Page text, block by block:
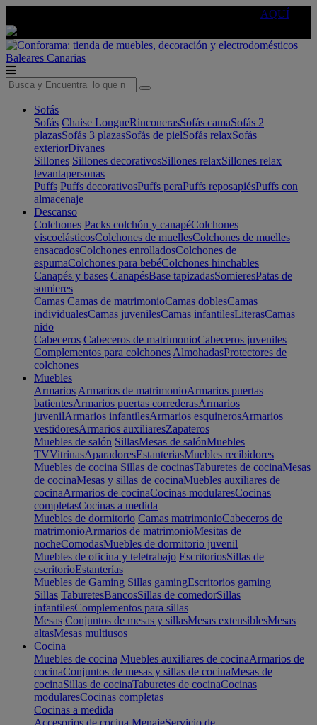
AQUÍ
Baleares Canarias
Sofás
Sofás Chaise LongueRinconerasSofás camaSofás 2
plazasSofás 3 plazasSofás de pielSofás relaxSofás
exteriorDivanes
Sillones Sillones decorativosSillones relaxSillones relax
levantapersonas
Puffs Puffs decorativosPuffs peraPuffs reposapiésPuffs con
almacenaje
Descanso
Colchones Packs colchón y canapéColchones
viscoelásticosColchones de muellesColchones de muelles
ensacadosColchones enrolladosColchones de
espumaColchones para bebéColchones hinchables
Canapés y bases CanapésBase tapizadasSomieresPatas de
somieres
Camas Camas de matrimonioCamas doblesCamas
individualesCamas juvenilesCamas infantilesLiterasCamas
nido
Cabeceros Cabeceros de matrimonioCabeceros juveniles
Complementos para colchones AlmohadasProtectores de
colchones
Muebles
Armarios Armarios de matrimonioArmarios puertas
batientesArmarios puertas correderasArmarios
juvenilArmarios infantilesArmarios esquinerosArmarios
vestidoresArmarios auxiliaresZapateros
Muebles de salón SillasMesas de salónMuebles
TVVitrinasAparadoresEstanteriasMuebles recibidores
Muebles de cocina Sillas de cocinasTaburetes de cocinaMesas
de cocinaMesas y sillas de cocinaMuebles auxiliares de
cocinaArmarios de cocinaCocinas modularesCocinas
completasCocinas a medida
Muebles de dormitorio Camas matrimonioCabeceros de
matrimonioArmarios de matrimonioMesitas de
nocheComodasMuebles de dormitorio juvenil
Muebles de oficina y teletrabajo EscritoriosSillas de
escritorioEstanterías
Muebles de Gaming Sillas gamingEscritorios gaming
Sillas TaburetesBancosSillas de comedorSillas
infantilesComplementos para sillas
Mesas Conjuntos de mesas y sillasMesas extensiblesMesas
altasMesas multiusos
Cocina
Muebles de cocina Muebles auxiliares de cocinaArmarios de
cocinaConjuntos de mesas y sillas de cocinaMesas de
cocinaSillas de cocinaTaburetes de cocinaCocinas
modularesCocinas completas
Cocinas a medida
Accesorios de cocina MenajeServicio de